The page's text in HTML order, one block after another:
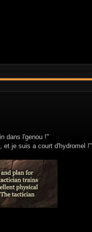
dans l'genou !"
et je suis a court d'hydromel !"